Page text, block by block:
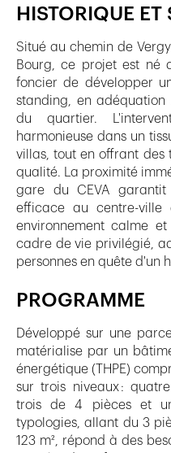
HISTORIQUE ET
Situé au chemin de
Bourg, ce projet est né
foncier de développer
standing, en
du quartier.
harmonieuse dans un
villas, tout en offrant des
qualité. La proximité
gare du CEVA
efficace au centre-ville
environnement calme
cadre de vie privilégié,
personnes en quête d'un
PROGRAMME
Développé sur une
matérialise par un
énergétique (THPE)
sur trois niveaux :
trois de 4 pièces et
typologies, allant du 3
123 m², répond à des